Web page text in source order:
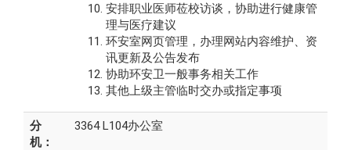
安排职业医师莅校访谈，协助进行健康管
理与医疗建议
环安室网页管理，办理网站内容维护、资
讯更新及公告发布
协助环安卫一般事务相关工作
其他上级主管临时交办或指定事项
分
机：
3364 L104办公室